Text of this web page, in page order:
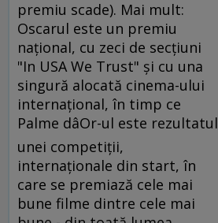
premiu scade). Mai mult:
Oscarul este un premiu
naţional, cu zeci de secţiuni
"In USA We Trust" şi cu una
singură alocată cinema-ului
internaţional, în timp ce
Palme dâOr-ul este rezultatul
unei competiţii,
internaţionale din start, în
care se premiază cele mai
bune filme dintre cele mai